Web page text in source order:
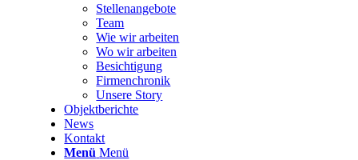
Stellenangebote
Team
Wie wir arbeiten
Wo wir arbeiten
Besichtigung
Firmenchronik
Unsere Story
Objektberichte
News
Kontakt
Menü Menü